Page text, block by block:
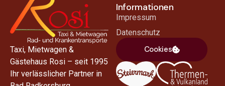
Taxi, Mietwagen &
Gästehaus Rosi – seit 1995
Ihr verlässlicher Partner in
Informationen
Impressum
Datenschutz
Cookies